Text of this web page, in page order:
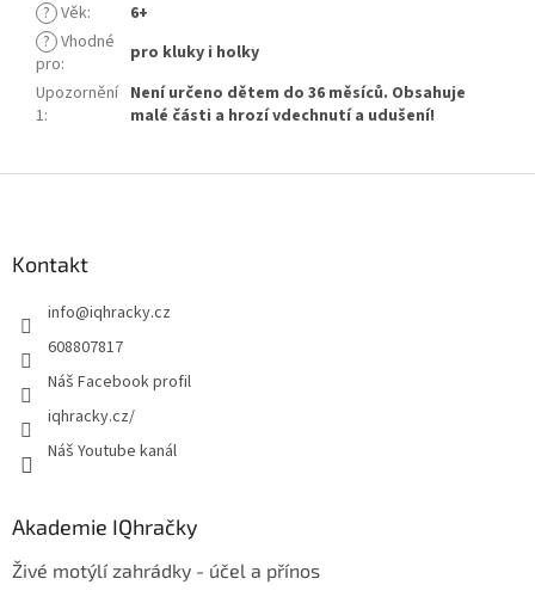
? Věk:
6+
? Vhodné
pro:
pro kluky i holky
Upozornění
1:
Není určeno dětem do 36 měsíců. Obsahuje
malé části a hrozí vdechnutí a udušení!
Kontakt
info@iqhracky.cz
608807817
Náš Facebook profil
iqhracky.cz/
Náš Youtube kanál
Akademie IQhračky
Živé motýlí zahrádky - účel a přínos